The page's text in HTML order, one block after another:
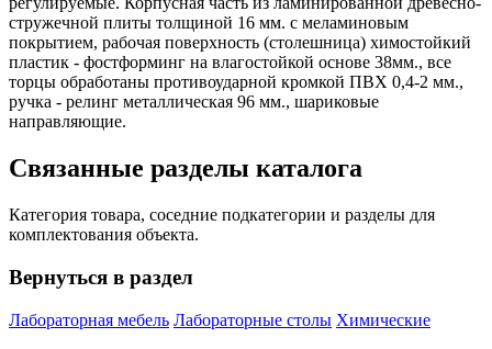
стружечной плиты толщиной 16 мм. с меламиновым
покрытием, рабочая поверхность (столешница) химостойкий
пластик - фостформинг на влагостойкой основе 38мм., все
торцы обработаны противоударной кромкой ПВХ 0,4-2 мм.,
ручка - релинг металлическая 96 мм., шариковые
направляющие.
Связанные разделы каталога
Категория товара, соседние подкатегории и разделы для
комплектования объекта.
Вернуться в раздел
Лабораторная мебель Лабораторные столы Химические